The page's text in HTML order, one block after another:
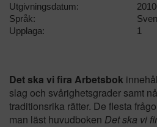
Utgivningsdatum:
Språk:
Upplaga:
1
Det ska vi fira Arbetsbok
slag och svårighetsgrader samt
traditionsrika rätter. De flesta
man läst huvudboken Det ska vi